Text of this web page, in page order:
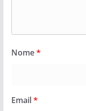
Nome*
Email*